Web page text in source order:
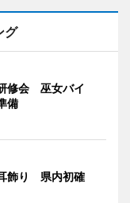
グ
修会 巫女バイ
備
飾り 県内初確